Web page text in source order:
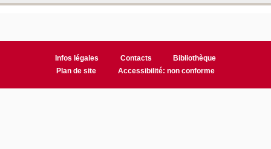
Infos légales Contacts
Bibliothèque
Plan de site
Accessibilité: non conforme